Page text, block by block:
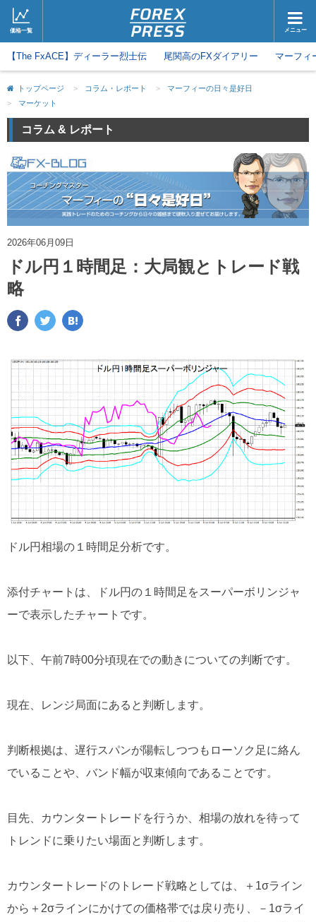
価格一覧 メニュー
ホーム ニュース
取引会社 マーケット
ツイッター 動画
【The FxACE】ディーラー烈士伝 尾関高のFXダイアリー マーフィ
トップページ > コラム・レポート >
マーフィーの日々是好日
>
マーケット
コラム & レポート
2026年06月09日
ドル円１時間足：大局観とトレード戦
略
ドル円相場の１時間足分析です。
添付チャートは、ドル円の１時間足をスーパーボリンジャ
ーで表示したチャートです。
以下、午前7時00分頃現在での動きについての判断です。
現在、レンジ局面にあると判断します。
判断根拠は、遅行スパンが陽転しつつもローソク足に絡ん
でいることや、バンド幅が収束傾向であることです。
目先、カウンタートレードを行うか、相場の放れを待って
トレンドに乗りたい場面と判断します。
カウンタートレードのトレード戦略としては、＋1σライン
から＋2σラインにかけての価格帯では戻り売り、－1σライ